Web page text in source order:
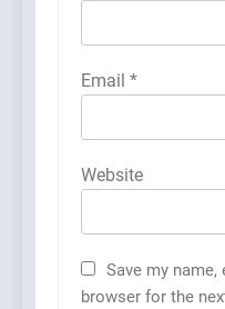
Email *
Website
Save my
browser for the